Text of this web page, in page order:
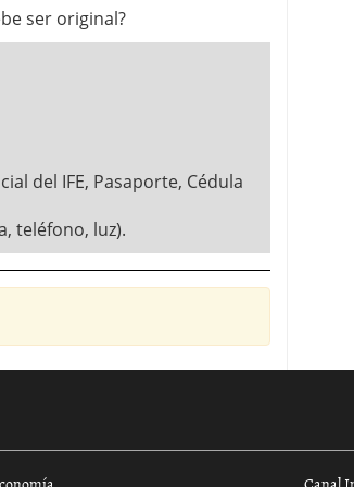
ser original?
del IFE, Pasaporte, Cédula
teléfono, luz).